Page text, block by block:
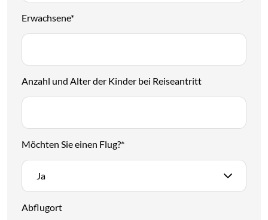
Erwachsene*
Anzahl und Alter der Kinder bei Reiseantritt
Möchten Sie einen Flug?*
Ja
Abflugort